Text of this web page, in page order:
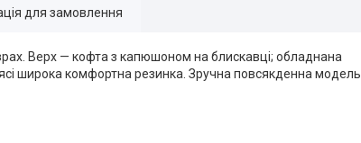
для замовлення
Верх — кофта з капюшоном на блискавці; обладнана
широка комфортна резинка. Зручна повсякденна модель